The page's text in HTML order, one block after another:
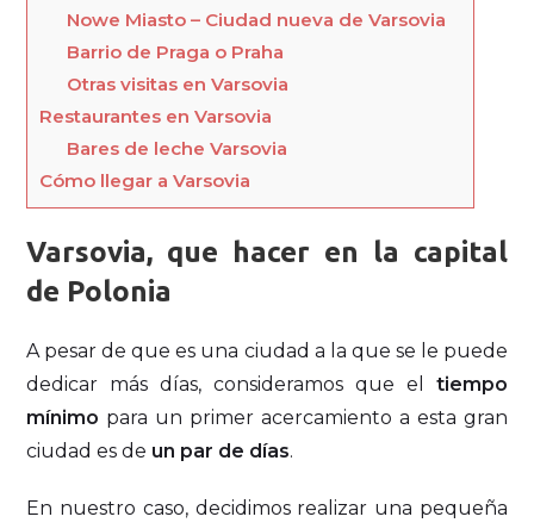
Nowe Miasto – Ciudad nueva de Varsovia
Barrio de Praga o Praha
Otras visitas en Varsovia
Restaurantes en Varsovia
Bares de leche Varsovia
Cómo llegar a Varsovia
Varsovia, que hacer en la capital
de Polonia
A pesar de que es una ciudad a la que se le puede
dedicar más días, consideramos que el tiempo
mínimo para un primer acercamiento a esta gran
ciudad es de un par de días.
En nuestro caso, decidimos realizar una pequeña